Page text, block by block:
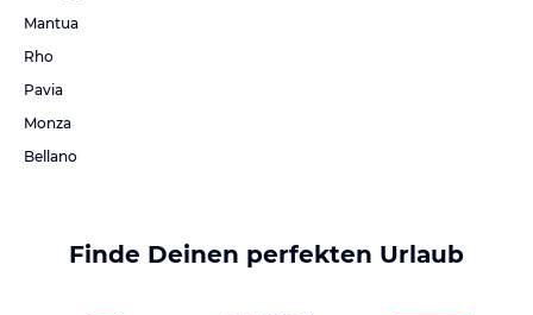
Mantua
Rho
Pavia
Monza
Bellano
Finde Deinen perfekten Urlaub